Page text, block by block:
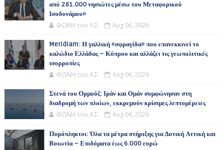
από 281.000 νησιώτες μέσω του Μεταφορικού
Ισοδυνάμου»
ΦΩΝΗ του Λ.Σ. Aug 06, 2026
Meridiam: Η γαλλική «σφραγίδα» που επανεκκινεί το
καλώδιο Ελλάδας – Κύπρου και αλλάζει τις γεωπολιτικές
ισορροπίες
ΦΩΝΗ του Λ.Σ. Aug 06, 2026
Στενά του Ορμούζ: Ιράν και Ομάν συμφώνησαν στη
διαδρομή των πλοίων, εκκρεμούν κρίσιμες λεπτομέρειες
ΦΩΝΗ του Λ.Σ. Aug 06, 2026
Πυρόπληκτοι: Όλα τα μέτρα στήριξης για Δυτική Αττική και
Βοιωτία – Επιδόματα έως 6.000 ευρώ